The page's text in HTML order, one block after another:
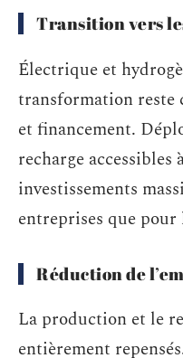
Transition vers
Électrique et
transformation reste
et financement.
recharge accessibles
investissements
entreprises que
Réduction de
La production et le
entièrement